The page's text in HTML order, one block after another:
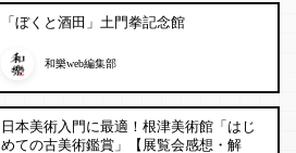
「ぼくと酒田」土門拳記念館
和樂web編集部
日本美術入門に最適！根津美術館「はじ
めての古美術鑑賞」【展覧会感想・解